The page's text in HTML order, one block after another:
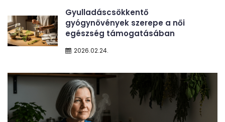
2026.02.24.
Gyulladáscsökkentő
gyógynövények szerepe a női
egészség támogatásában